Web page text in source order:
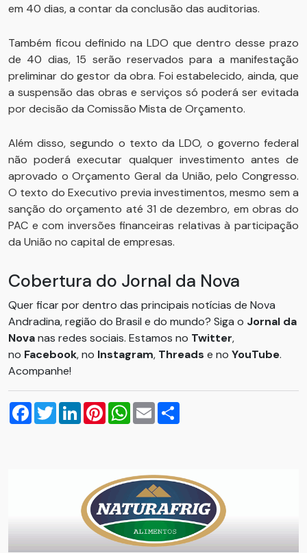
em 40 dias, a contar da conclusão das auditorias.
Também ficou definido na LDO que dentro desse prazo
de 40 dias, 15 serão reservados para a manifestação
preliminar do gestor da obra. Foi estabelecido, ainda, que
a suspensão das obras e serviços só poderá ser evitada
por decisão da Comissão Mista de Orçamento.
Além disso, segundo o texto da LDO, o governo federal
não poderá executar qualquer investimento antes de
aprovado o Orçamento Geral da União, pelo Congresso.
O texto do Executivo previa investimentos, mesmo sem a
sanção do orçamento até 31 de dezembro, em obras do
PAC e com inversões financeiras relativas à participação
da União no capital de empresas.
Cobertura do Jornal da Nova
Quer ficar por dentro das principais notícias de Nova
Andradina, região do Brasil e do mundo? Siga o Jornal da
Novanas redes sociais. Estamos no Twitter,
no Facebook, no Instagram, Threads e no YouTube.
Acompanhe!
Facebook
TwitterLinkedInPinterestWhatsApp
Email